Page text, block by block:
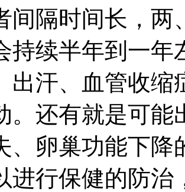
间隔时间长，
持续半年到一年
出汗、血管收缩
。还有就是可
、卵巢功能下降
进行保健的防